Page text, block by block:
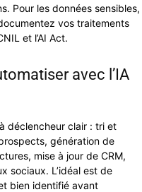
Pour les données sensibles,
vos traitements
et l’AI Act.
avec l’IA
déclencheur clair : tri et
génération de
mise à jour de CRM,
sociaux. L’idéal est de
bien identifié avant